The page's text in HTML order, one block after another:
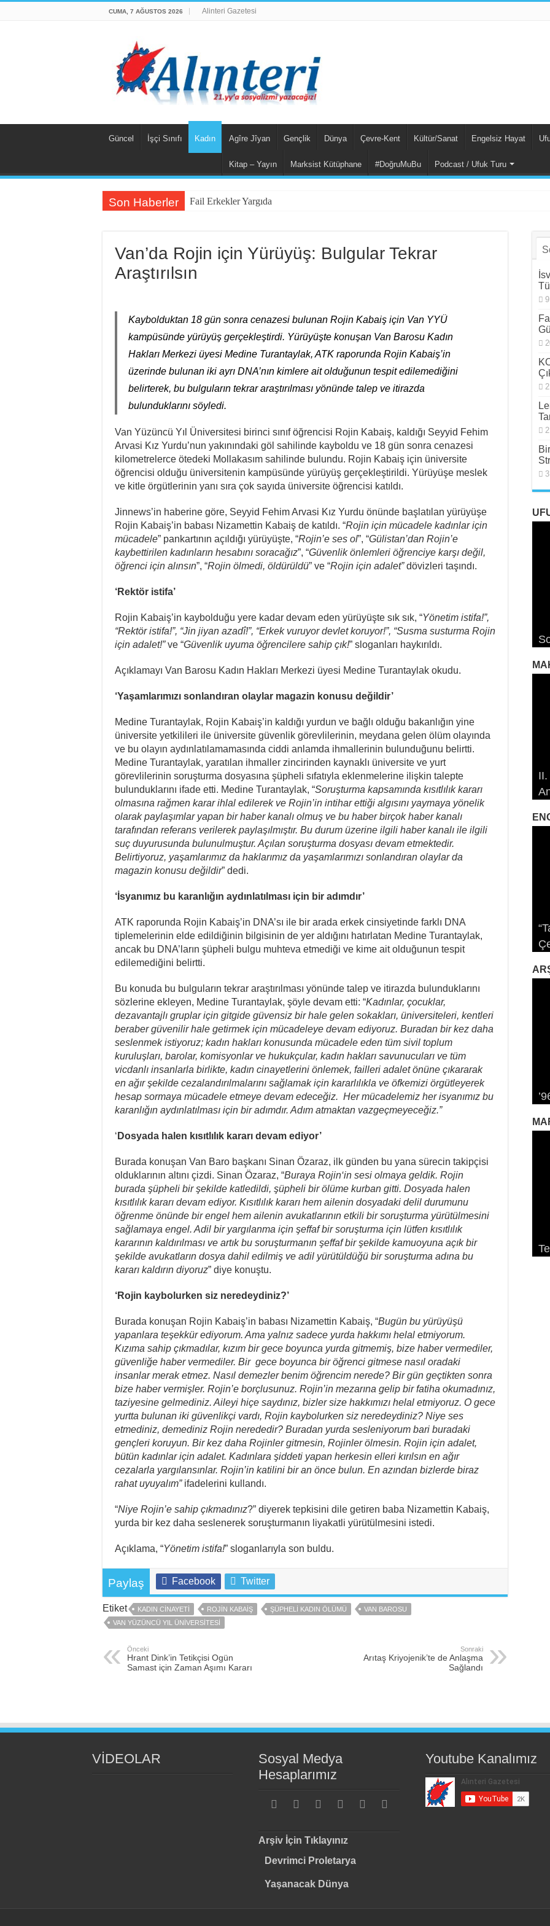
CUMA, 7 AĞUSTOS 2026 Alinteri Gazetesi
Güncel İşçi Sınıfı Kadın Agîre Jîyan Gençlik Dünya Çevre-Kent Kültür/Sanat Engelsiz Hayat
Kitap – Yayın Marksist Kütüphane #DoğruMuBu Podcast / Ufuk Turu
Son Haberler Fail Erkekler Yargıda Hem Suçlu Hem G
Van’da Rojin için Yürüyüş: Bulgular Tekrar
Araştırılsın
Kaybolduktan 18 gün sonra cenazesi bulunan Rojin Kabaiş için Van YYÜ
kampüsünde yürüyüş gerçekleştirdi. Yürüyüşte konuşan Van Barosu Kadın
Hakları Merkezi üyesi Medine Turantaylak, ATK raporunda Rojin Kabaiş’in
üzerinde bulunan iki ayrı DNA’nın kimlere ait olduğunun tespit edilemediğini
belirterek, bu bulguların tekrar araştırılması yönünde talep ve itirazda
bulunduklarını söyledi.
Van Yüzüncü Yıl Üniversitesi birinci sınıf öğrencisi Rojin Kabaiş, kaldığı Seyyid Fehim
Arvasi Kız Yurdu’nun yakınındaki göl sahilinde kayboldu ve 18 gün sonra cenazesi
kilometrelerce ötedeki Mollakasım sahilinde bulundu. Rojin Kabaiş için üniversite
öğrencisi olduğu üniversitenin kampüsünde yürüyüş gerçekleştirildi. Yürüyüşe meslek
ve kitle örgütlerinin yanı sıra çok sayıda üniversite öğrencisi katıldı.
Jinnews’in haberine göre, Seyyid Fehim Arvasi Kız Yurdu önünde başlatılan yürüyüşe
Rojin Kabaiş’in babası Nizamettin Kabaiş de katıldı. “Rojin için mücadele kadınlar için
mücadele” pankartının açıldığı yürüyüşte, “Rojin’e ses ol”, “Gülistan’dan Rojin’e
kaybettirilen kadınların hesabını soracağız”, “Güvenlik önlemleri öğrenciye karşı değil,
öğrenci için alınsın”, “Rojin ölmedi, öldürüldü” ve “Rojin için adalet”dövizleri taşındı.
‘Rektör istifa’
Rojin Kabaiş’in kaybolduğu yere kadar devam eden yürüyüşte sık sık, “Yönetim istifa!”,
“Rektör istifa!”, “Jin jiyan azadî!”, “Erkek vuruyor devlet koruyor!”, “Susma susturma Rojin
için adalet!”ve “Güvenlik uyuma öğrencilere sahip çık!” sloganları haykırıldı.
Açıklamayı Van Barosu Kadın Hakları Merkezi üyesi Medine Turantaylak okudu.
‘Yaşamlarımızı sonlandıran olaylar magazin konusu değildir’
Medine Turantaylak, Rojin Kabaiş’in kaldığı yurdun ve bağlı olduğu bakanlığın yine
üniversite yetkilileri ile üniversite güvenlik görevlilerinin, meydana gelen ölüm olayında
ve bu olayın aydınlatılamamasında ciddi anlamda ihmallerinin bulunduğunu belirtti.
Medine Turantaylak, yaratılan ihmaller zincirinden kaynaklı üniversite ve yurt
görevlilerinin soruşturma dosyasına şüpheli sıfatıyla eklenmelerine ilişkin talepte
bulunduklarını ifade etti. Medine Turantaylak, “Soruşturma kapsamında kısıtlılık kararı
olmasına rağmen karar ihlal edilerek ve Rojin’in intihar ettiği algısını yaymaya yönelik
olarak paylaşımlar yapan bir haber kanalı olmuş ve bu haber birçok haber kanalı
tarafından referans verilerek paylaşılmıştır. Bu durum üzerine ilgili haber kanalı ile ilgili
suç duyurusunda bulunulmuştur. Açılan soruşturma dosyası devam etmektedir.
Belirtiyoruz, yaşamlarımız da haklarımız da yaşamlarımızı sonlandıran olaylar da
magazin konusu değildir” dedi.
‘İsyanımız bu karanlığın aydınlatılması için bir adımdır’
ATK raporunda Rojin Kabaiş’in DNA’sı ile bir arada erkek cinsiyetinde farklı DNA
tiplemelerinin elde edildiğinin bilgisinin de yer aldığını hatırlatan Medine Turantaylak,
ancak bu DNA’ların şüpheli bulgu muhteva etmediği ve kime ait olduğunun tespit
edilemediğini belirtti.
Bu konuda bu bulguların tekrar araştırılması yönünde talep ve itirazda bulunduklarını
sözlerine ekleyen, Medine Turantaylak, şöyle devam etti: “Kadınlar, çocuklar,
dezavantajlı gruplar için gitgide güvensiz bir hale gelen sokakları, üniversiteleri, kentleri
beraber güvenilir hale getirmek için mücadeleye devam ediyoruz. Buradan bir kez daha
seslenmek istiyoruz; kadın hakları konusunda mücadele eden tüm sivil toplum
kuruluşları, barolar, komisyonlar ve hukukçular, kadın hakları savunucuları ve tüm
vicdanlı insanlarla birlikte, kadın cinayetlerini önlemek, failleri adalet önüne çıkararak
en ağır şekilde cezalandırılmalarını sağlamak için kararlılıkla ve öfkemizi örgütleyerek
hesap sormaya mücadele etmeye devam edeceğiz. Her mücadelemiz her isyanımız bu
karanlığın aydınlatılması için bir adımdır. Adım atmaktan vazgeçmeyeceğiz.”
‘ Dosyada halen kısıtlılık kararı devam ediyor’
Burada konuşan Van Baro başkanı Sinan Özaraz, ilk günden bu yana sürecin takipçisi
olduklarının altını çizdi. Sinan Özaraz, “Buraya Rojin‘in sesi olmaya geldik. Rojin
burada şüpheli bir şekilde katledildi, şüpheli bir ölüme kurban gitti. Dosyada halen
kısıtlılık kararı devam ediyor. Kısıtlılık kararı hem ailenin dosyadaki delil durumunu
öğrenme önünde bir engel hem ailenin avukatlarının etkili bir soruşturma yürütülmesini
sağlamaya engel. Adil bir yargılanma için şeffaf bir soruşturma için lütfen kısıtlılık
kararının kaldırılması ve artık bu soruşturmanın şeffaf bir şekilde kamuoyuna açık bir
şekilde avukatların dosya dahil edilmiş ve adil yürütüldüğü bir soruşturma adına bu
kararı kaldırın diyoruz” diye konuştu.
‘Rojin kaybolurken siz neredeydiniz?’
Burada konuşan Rojin Kabaiş’in babası Nizamettin Kabaiş, “Bugün bu yürüyüşü
yapanlara teşekkür ediyorum. Ama yalnız sadece yurda hakkımı helal etmiyorum.
Kızıma sahip çıkmadılar, kızım bir gece boyunca yurda gitmemiş, bize haber vermediler,
güvenliğe haber vermediler. Bir gece boyunca bir öğrenci gitmese nasıl oradaki
insanlar merak etmez. Nasıl demezler benim öğrencim nerede? Bir gün geçtikten sonra
bize haber vermişler. Rojin’e borçlusunuz. Rojin’in mezarına gelip bir fatiha okumadınız,
taziyesine gelmediniz. Aileyi hiçe saydınız, bizler size hakkımızı helal etmiyoruz. O gece
yurtta bulunan iki güvenlikçi vardı, Rojin kaybolurken siz neredeydiniz? Niye ses
etmediniz, demediniz Rojin nerededir? Buradan yurda sesleniyorum bari buradaki
gençleri koruyun. Bir kez daha Rojinler gitmesin, Rojinler ölmesin. Rojin için adalet,
bütün kadınlar için adalet. Kadınlara şiddeti yapan herkesin elleri kırılsın en ağır
cezalarla yargılansınlar. Rojin’in katilini bir an önce bulun. En azından bizlerde biraz
rahat uyuyalım”ifadelerini kullandı.
“Niye Rojin’e sahip çıkmadınız?” diyerek tepkisini dile getiren baba Nizamettin Kabaiş,
yurda bir kez daha seslenerek soruşturmanın liyakatli yürütülmesini istedi.
Açıklama, “Yönetim istifa!” sloganlarıyla son buldu.
Paylaş Facebook Twitter
Etiket KADIN CINAYETI ROJIN KABAIŞ ŞÜPHELI KADIN ÖLÜMÜ
VAN BAROSU
VAN YÜZÜNCÜ YIL ÜNIVERSITESI
Önceki
Hrant Dink’in Tetikçisi Ogün
Samast için Zaman Aşımı Kararı
Sonraki
Arıtaş Kriyojenik’te de Anlaşma
Sağlandı
II.
VİDEOLAR
Sosyal Medya
Hesaplarımız
Arşiv İçin Tıklayınız
Devrimci Proletarya
Yaşanacak Dünya
Youtube Kanalımız